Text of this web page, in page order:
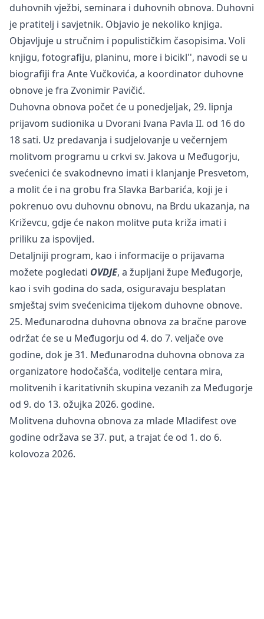
duhovnih vježbi, seminara i duhovnih obnova. Duhovni
je pratitelj i savjetnik. Objavio je nekoliko knjiga.
Objavljuje u stručnim i populističkim časopisima. Voli
knjigu, fotografiju, planinu, more i bicikl'', navodi se u
biografiji fra Ante Vučkovića, a koordinator duhovne
obnove je fra Zvonimir Pavičić.
Duhovna obnova počet će u ponedjeljak, 29. lipnja
prijavom sudionika u Dvorani Ivana Pavla II. od 16 do
18 sati. Uz predavanja i sudjelovanje u večernjem
molitvom programu u crkvi sv. Jakova u Međugorju,
svećenici će svakodnevno imati i klanjanje Presvetom,
a molit će i na grobu fra Slavka Barbarića, koji je i
pokrenuo ovu duhovnu obnovu, na Brdu ukazanja, na
Križevcu, gdje će nakon molitve puta križa imati i
priliku za ispovijed.
Detaljniji program, kao i informacije o prijavama
možete pogledati OVDJE, a župljani župe Međugorje,
kao i svih godina do sada, osiguravaju besplatan
smještaj svim svećenicima tijekom duhovne obnove.
25. Međunarodna duhovna obnova za bračne parove
održat će se u Međugorju od 4. do 7. veljače ove
godine, dok je 31. Međunarodna duhovna obnova za
organizatore hodočašća, voditelje centara mira,
molitvenih i karitativnih skupina vezanih za Međugorje
od 9. do 13. ožujka 2026. godine.
Molitvena duhovna obnova za mlade Mladifest ove
godine održava se 37. put, a trajat će od 1. do 6.
kolovoza 2026.